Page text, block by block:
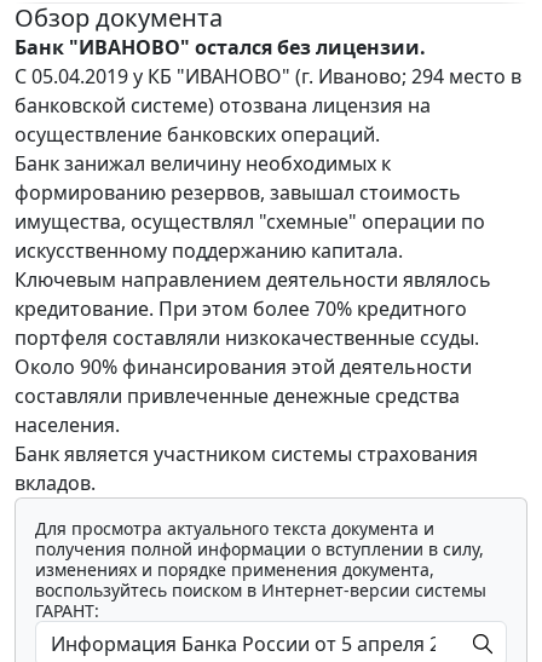
Обзор документа
Банк "ИВАНОВО" остался без лицензии.
С 05.04.2019 у КБ "ИВАНОВО" (г. Иваново; 294 место в
банковской системе) отозвана лицензия на
осуществление банковских операций.
Банк занижал величину необходимых к
формированию резервов, завышал стоимость
имущества, осуществлял "схемные" операции по
искусственному поддержанию капитала.
Ключевым направлением деятельности являлось
кредитование. При этом более 70% кредитного
портфеля составляли низкокачественные ссуды.
Около 90% финансирования этой деятельности
составляли привлеченные денежные средства
населения.
Банк является участником системы страхования
вкладов.
Для просмотра актуального текста документа и
получения полной информации о вступлении в силу,
изменениях и порядке применения документа,
воспользуйтесь поиском в Интернет-версии системы
ГАРАНТ: